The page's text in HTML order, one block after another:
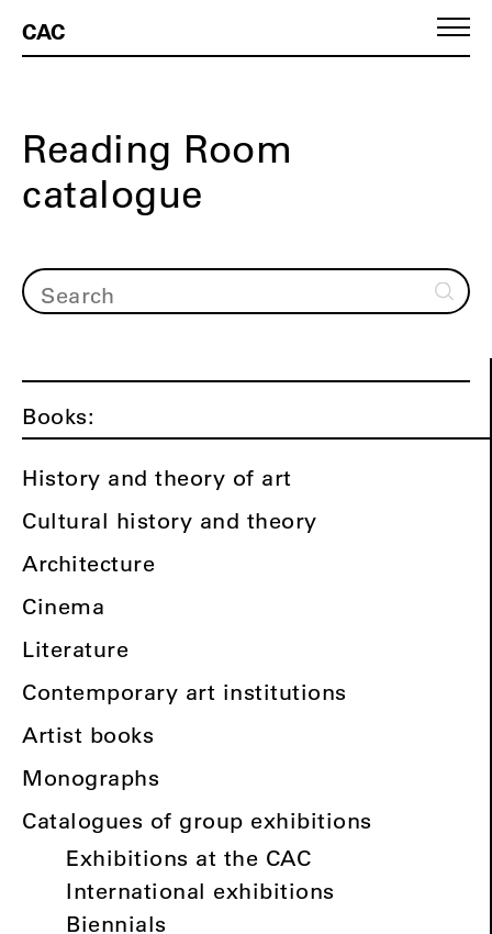
CAC
Reading Room
catalogue
Books:
History and theory of art
Cultural history and theory
Architecture
Cinema
Literature
Contemporary art institutions
Artist books
Monographs
Catalogues of group exhibitions
Exhibitions at the CAC
International exhibitions
Biennials